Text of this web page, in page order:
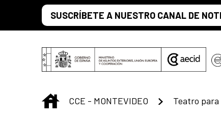
Saltar al contenido principal
SUSCRÍBETE A NUESTRO CANAL DE
INICIO
CCE - MONTEVIDEO Teatro para